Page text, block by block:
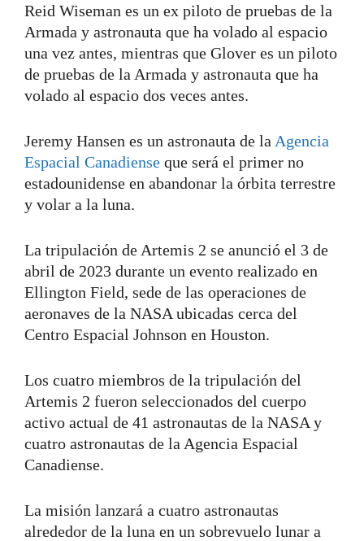
Reid Wiseman es un ex piloto de pruebas de la
Armada y astronauta que ha volado al espacio
una vez antes, mientras que Glover es un piloto
de pruebas de la Armada y astronauta que ha
volado al espacio dos veces antes.
Jeremy Hansen es un astronauta de la Agencia
Espacial Canadiense que será el primer no
estadounidense en abandonar la órbita terrestre
y volar a la luna.
La tripulación de Artemis 2 se anunció el 3 de
abril de 2023 durante un evento realizado en
Ellington Field, sede de las operaciones de
aeronaves de la NASA ubicadas cerca del
Centro Espacial Johnson en Houston.
Los cuatro miembros de la tripulación del
Artemis 2 fueron seleccionados del cuerpo
activo actual de 41 astronautas de la NASA y
cuatro astronautas de la Agencia Espacial
Canadiense.
La misión lanzará a cuatro astronautas
alrededor de la luna en un sobrevuelo lunar a